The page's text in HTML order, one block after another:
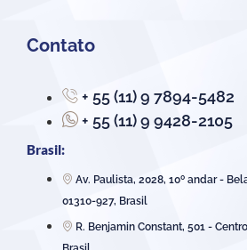
Contato
+ 55 (11) 9 7894-5482
+ 55 (11) 9 9428-2105
Brasil:
Av. Paulista, 2028, 10º andar -
01310-927, Brasil
R. Benjamin Constant, 501 -